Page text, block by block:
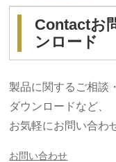
Contactお
ンロード
製品に関するご相談
ダウンロードなど、
お気軽にお問い合わ
お問い合わせ